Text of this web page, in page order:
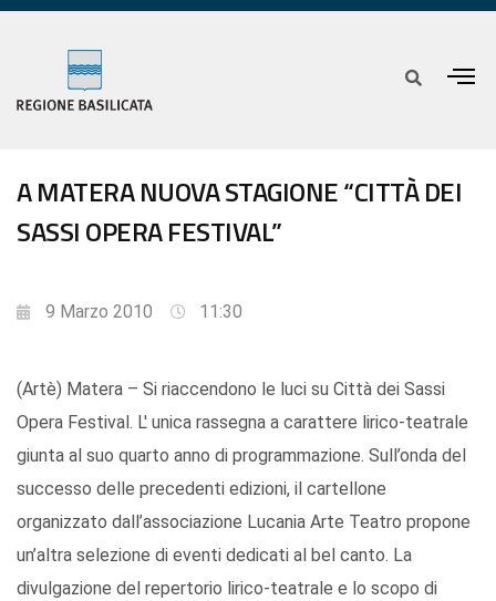
A MATERA NUOVA STAGIONE “CITTÀ DEI
SASSI OPERA FESTIVAL”
9 Marzo 2010 11:30
(Artè) Matera – Si riaccendono le luci su Città dei Sassi
Opera Festival. L' unica rassegna a carattere lirico-teatrale
giunta al suo quarto anno di programmazione. Sull’onda del
successo delle precedenti edizioni, il cartellone
organizzato dall’associazione Lucania Arte Teatro propone
un’altra selezione di eventi dedicati al bel canto. La
divulgazione del repertorio lirico-teatrale e lo scopo di